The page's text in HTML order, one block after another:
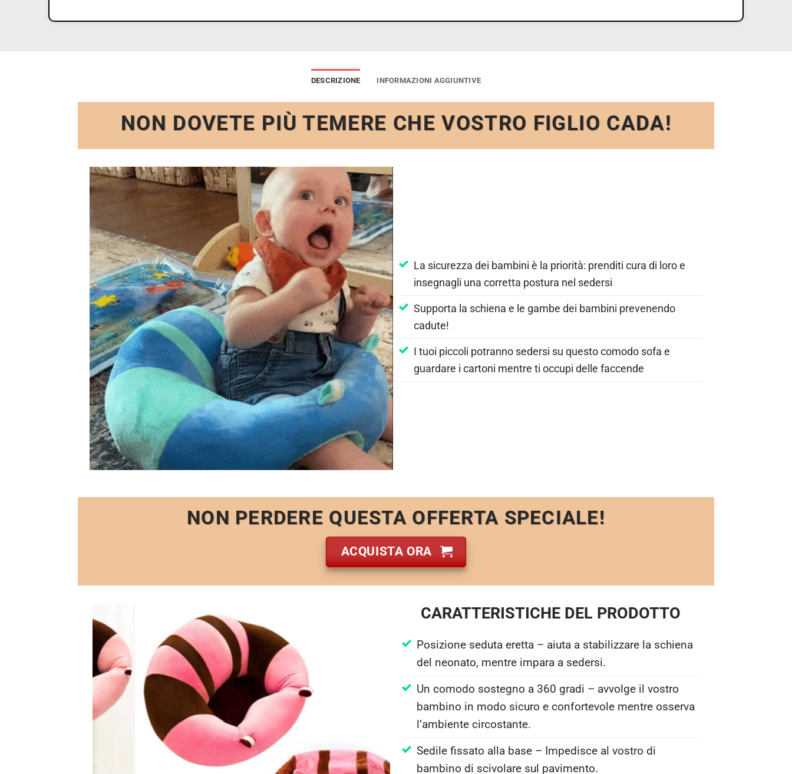
DESCRIZIONE INFORMAZIONI AGGIUNTIVE
NON DOVETE PIÙ TEMERE CHE VOSTRO FIGLIO CADA!
La sicurezza dei bambini è la priorità: prenditi cura di loro e
insegnagli una corretta postura nel sedersi
Supporta la schiena e le gambe dei bambini prevenendo
cadute!
I tuoi piccoli potranno sedersi su questo comodo sofa e
guardare i cartoni mentre ti occupi delle faccende
NON PERDERE QUESTA OFFERTA SPECIALE!
ACQUISTA ORA
CARATTERISTICHE DEL PRODOTTO
Posizione seduta eretta – aiuta a stabilizzare la schiena
del neonato, mentre impara a sedersi.
Un comodo sostegno a 360 gradi – avvolge il vostro
bambino in modo sicuro e confortevole mentre osserva
l’ambiente circostante.
Sedile fissato alla base – Impedisce al vostro di
bambino di scivolare sul pavimento.